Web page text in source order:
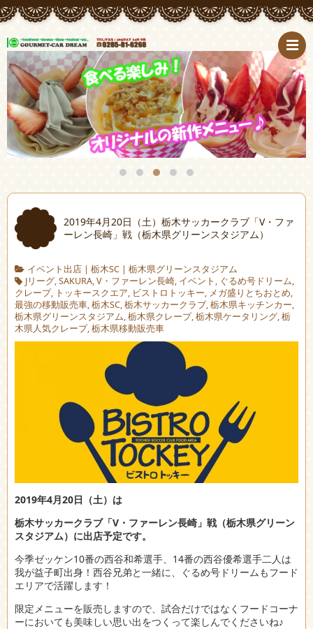
2019年4月20日（土）栃木サッカークラブ「V・ファ
ーレン長崎」戦（栃木県グリーンスタジアム）
イベント出店| 栃木SC| 栃木県グリーンスタジアム
Jリーグ,SAKURA,V・ファーレン長崎, イベント , ぐるめ号ドリーム,
クレープ, トッキースクエア, ビストロトッキー, メガ盛りとちおとめ,
最強の移動販売車,栃木SC,栃木サッカークラブ,栃木県キッチンカー,
栃木県グリーンスタジアム,栃木県クレープ,栃木県ケータリング,栃
木県人気クレープ,栃木県移動販売車
2019年4月20日（土）は
栃木サッカークラブ「V・ファーレン長崎」戦（栃木県グリーン
スタジアム）に出店予定です。
今季ゼッケン10番の西谷和希選手、14番の西谷優希選手二人は
我が益子町出身！西谷兄弟と一緒に、ぐるめ号ドリームもフード
エリアで活躍します！
限定メニューを販売しますので、試合だけではなくフードコーナ
ーにおいても美味しい思い出をつくって楽しんでくださいね♪